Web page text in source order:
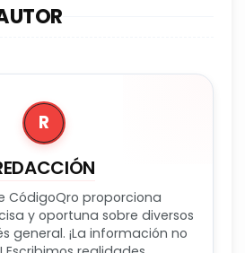
R
CódigoQro proporciona
y oportuna sobre diversos
general. ¡La información no